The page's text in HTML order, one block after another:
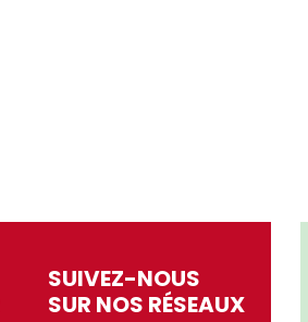
SUIVEZ-NOUS
SUR NOS RÉSEAUX